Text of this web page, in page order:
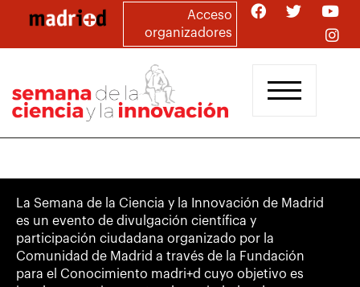
Acceso
organizadores
La Semana de la Ciencia y la Innovación de Madrid
es un evento de divulgación científica y
participación ciudadana organizado por la
Comunidad de Madrid a través de la Fundación
para el Conocimiento madri+d cuyo objetivo es